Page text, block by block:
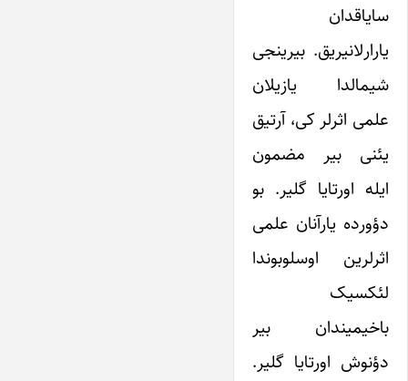
سایاقدان
یارارلانیریق. بیرینجی
شیمالدا یازیلان
علمی اثرلر کی، آرتیق
یئنی بیر مضمون
ایله اورتایا گلیر. بو
دؤورده یارآنان علمی
اثرلرین اوسلوبوندا
لئکسیک
باخیمیندان بیر
دؤنوش اورتایا گلیر.